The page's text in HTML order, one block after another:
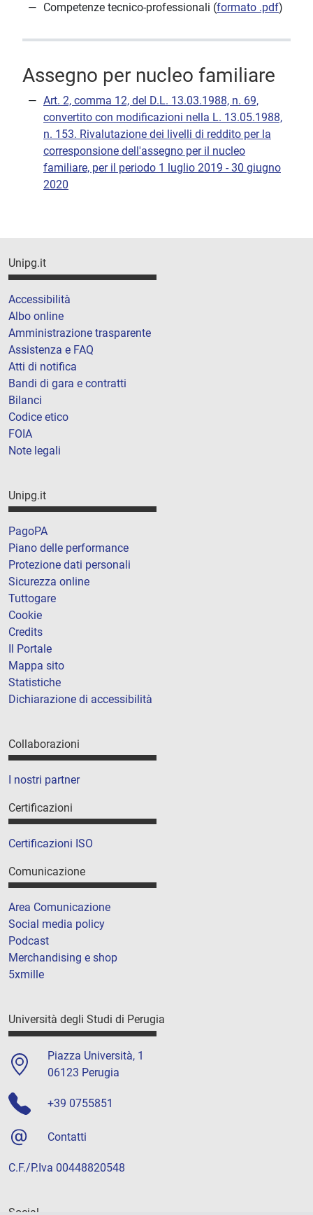
Competenze tecnico-professionali (formato .pdf)
Assegno per nucleo familiare
Art. 2, comma 12, del D.L. 13.03.1988, n. 69,
convertito con modificazioni nella L. 13.05.1988,
n. 153. Rivalutazione dei livelli di reddito per la
corresponsione dell'assegno per il nucleo
familiare, per il periodo 1 luglio 2019 - 30 giugno
2020
Unipg.it
Accessibilità
Albo online
Amministrazione trasparente
Assistenza e FAQ
Atti di notifica
Bandi di gara e contratti
Bilanci
Codice etico
FOIA
Note legali
Unipg.it
PagoPA
Piano delle performance
Protezione dati personali
Sicurezza online
Tuttogare
Cookie
Credits
Il Portale
Mappa sito
Statistiche
Dichiarazione di accessibilità
Collaborazioni
I nostri partner
Certificazioni
Certificazioni ISO
Comunicazione
Area Comunicazione
Social media policy
Podcast
Merchandising e shop
5xmille
Università degli Studi di Perugia
Piazza Università, 1
06123 Perugia
+39 0755851
Contatti
C.F./P.Iva 00448820548
Social